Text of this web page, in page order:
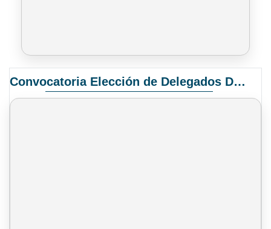
Convocatoria Elección de Delegados Docentes para el XIV Congreso Nacional de Universidades